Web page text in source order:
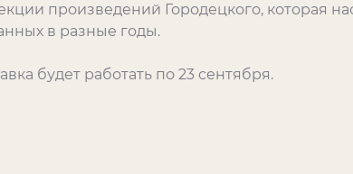
произведений Городецкого, которая
в разные годы.
будет работать по 23 сентября.